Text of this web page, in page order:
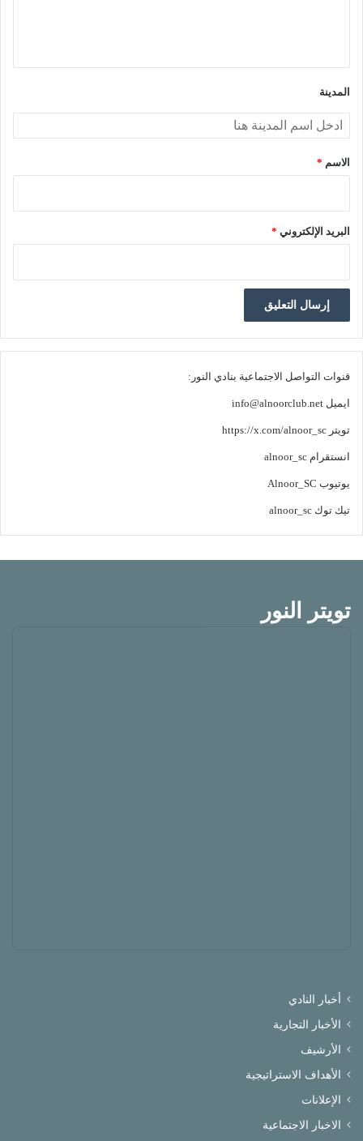
المدينة
الاسم *
البريد الإلكتروني *
قنوات التواصل الاجتماعية بنادي النور:
ايميل info@alnoorclub.net
تويتر https://x.com/alnoor_sc
انستقرام alnoor_sc
يوتيوب Alnoor_SC
تيك توك alnoor_sc
تويتر النور
أخبار النادي
الأخبار التجارية
الأرشيف
الأهداف الاستراتيجية
الإعلانات
الاخبار الاجتماعية